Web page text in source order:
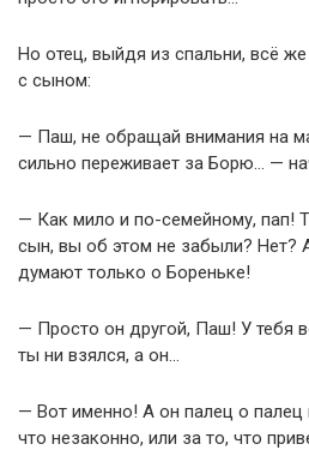
Но отец, выйдя из спальни, всё
с сыном:
— Паш, не обращай внимания на
сильно переживает за Борю… —
— Как мило и по-семейному, пап!
сын, вы об этом не забыли? Нет?
думают только о Бореньке!
— Просто он другой, Паш! У тебя
ты ни взялся, а он…
— Вот именно! А он палец о палец
что незаконно, или за то, что